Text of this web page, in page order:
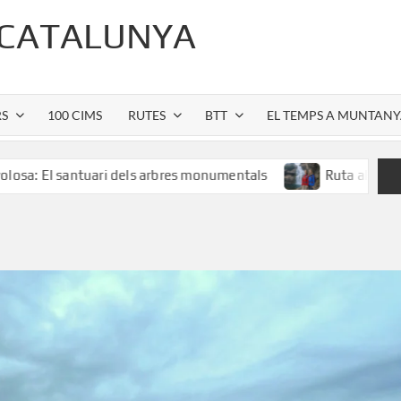
100 CIMS RUTES BTT EL TEMPS A
dels arbres monumentals Ruta al Salt de Sallent: